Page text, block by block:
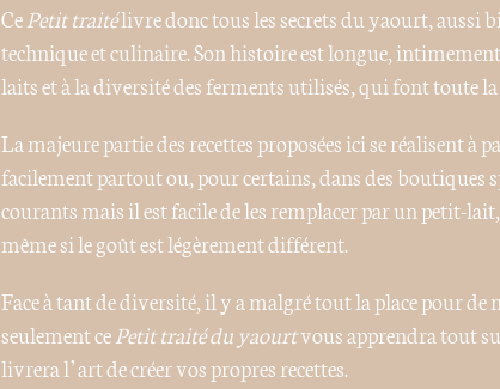
CePetit traitélivre donc tous les secrets du yaourt, aussi
technique et culinaire. Son histoire est longue,
laits et à la diversité des ferments utilisés, qui font toute
La majeure partie des recettes proposées ici se réalisent
facilement partout ou, pour certains, dans des boutiques
courants mais il est facile de les remplacer par un petit-
même si le goût est légèrement différent.
Face à tant de diversité, il y a malgré tout la place pour de
seulement cePetit traité du yaourtvous apprendra tout
livrera l’art de créer vos propres recettes.